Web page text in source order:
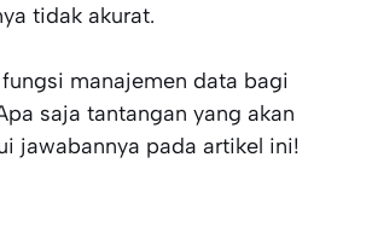
tidak akurat.
manajemen data bagi
saja tantangan yang akan
jawabannya pada artikel ini!